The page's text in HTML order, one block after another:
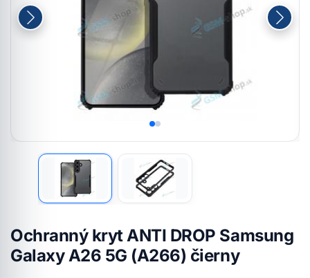
Ochranný kryt ANTI DROP Samsung
Galaxy A26 5G (A266) čierny